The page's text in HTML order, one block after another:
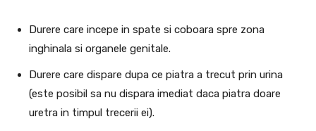
Durere care incepe in spate si coboara spre zona
inghinala si organele genitale.
Durere care dispare dupa ce piatra a trecut prin urina
(este posibil sa nu dispara imediat daca piatra doare
uretra in timpul trecerii ei).